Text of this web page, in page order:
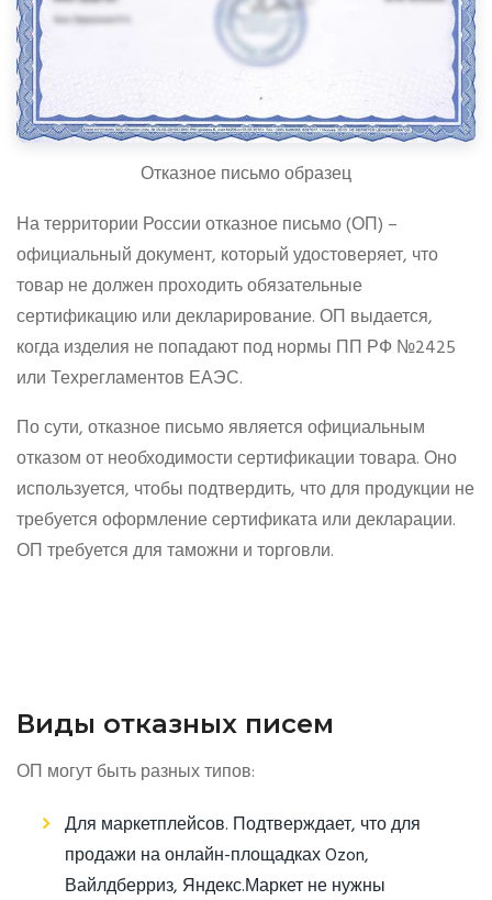
Отказное письмо образец
На территории России отказное письмо (ОП) –
официальный документ, который удостоверяет, что
товар не должен проходить обязательные
сертификацию или декларирование. ОП выдается,
когда изделия не попадают под нормы ПП РФ №2425
или Техрегламентов ЕАЭС.
По сути, отказное письмо является официальным
отказом от необходимости сертификации товара. Оно
используется, чтобы подтвердить, что для продукции не
требуется оформление сертификата или декларации.
ОП требуется для таможни и торговли.
Виды отказных писем
ОП могут быть разных типов:
Для маркетплейсов. Подтверждает, что для
продажи на онлайн-площадках Ozon,
Вайлдберриз, Яндекс.Маркет не нужны